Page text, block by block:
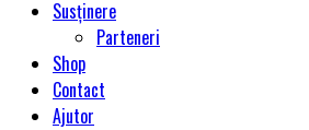
Susținere
Parteneri
Shop
Contact
Ajutor